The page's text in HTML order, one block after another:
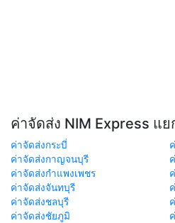
ค่าจัดส่ง NIM Express แ
ค่าจัดส่งกระบี่
ค่าจัดส่งกาญจนบุรี
ค่าจัดส่งกำแพงเพชร
ค่าจัดส่งจันทบุรี
ค่าจัดส่งชลบุรี
ค่าจัดส่งชัยภูมิ